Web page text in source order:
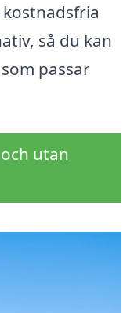
så du kan
passar
utan